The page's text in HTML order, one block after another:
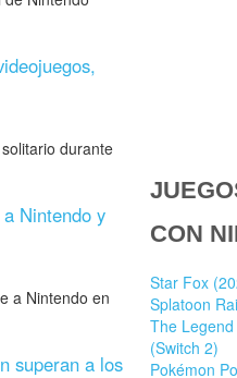
durante
Nintendo y
a Nintendo en
superan a los
CON
Star Fox
Splatoon
The
(Switch 2)
Pokémon